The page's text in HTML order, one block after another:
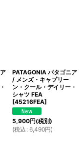
PATAGONIA パタゴニア
/ メンズ・キャプリー
ン・クール・デイリー・
シャツ FEA
[45216FEA]
5,900円(税別)
(税込 : 6,490円)